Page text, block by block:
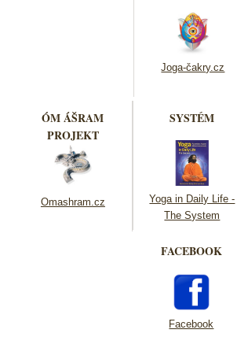
Joga-čakry.cz
ÓM ÁŠRAM
PROJEKT
Omashram.cz
SYSTÉM
Yoga in Daily Life -
The System
FACEBOOK
Facebook